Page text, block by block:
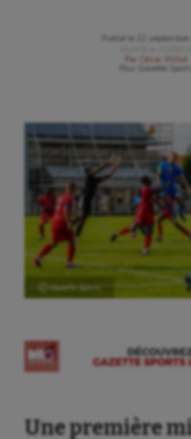
Publié le
22 septembre
Par
César Willot
Gazette Sports
Ⓒ Gazette Sports
Une première